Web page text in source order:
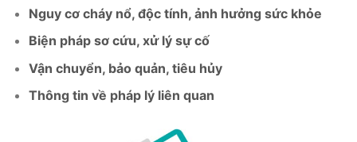
Nguy cơ cháy nổ, độc tính, ảnh hưởng sức khỏe
Biện pháp sơ cứu, xử lý sự cố
Vận chuyển, bảo quản, tiêu hủy
Thông tin về pháp lý liên quan